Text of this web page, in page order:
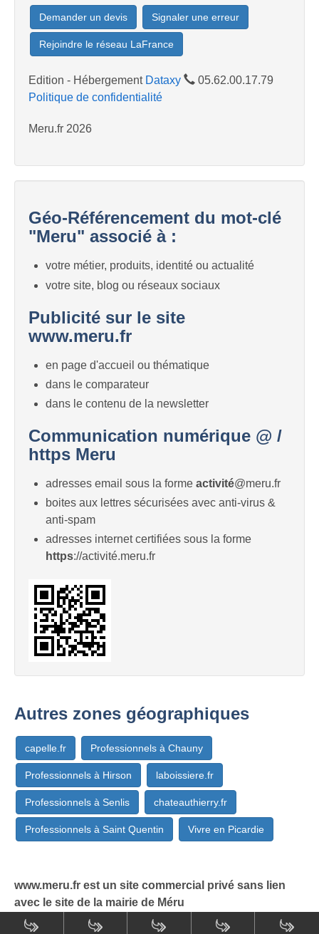
Demander un devis Signaler une erreur
Rejoindre le réseau LaFrance
Edition - Hébergement Dataxy
05.62.00.17.79
Politique de confidentialité
Meru.fr 2026
Géo-Référencement du mot-clé
"Meru" associé à :
votre métier, produits, identité ou actualité
votre site, blog ou réseaux sociaux
Publicité sur le site
www.meru.fr
en page d'accueil ou thématique
dans le comparateur
dans le contenu de la newsletter
Communication numérique @ /
https Meru
adresses email sous la forme activité@meru.fr
boites aux lettres sécurisées avec anti-virus &
anti-spam
adresses internet certifiées sous la forme
https://activité.meru.fr
Autres zones géographiques
capelle.fr Professionnels à Chauny
Professionnels à Hirson laboissiere.fr
Professionnels à Senlis chateauthierry.fr
Professionnels à Saint Quentin Vivre en Picardie
www.meru.fr est un site commercial privé sans lien
avec le site de la mairie de Méru